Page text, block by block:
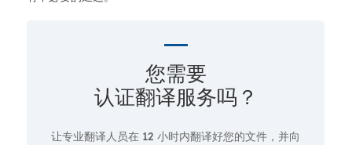
您需要
认证翻译服务吗？
让专业翻译人员在 12 小时内翻译好您的文件，并向